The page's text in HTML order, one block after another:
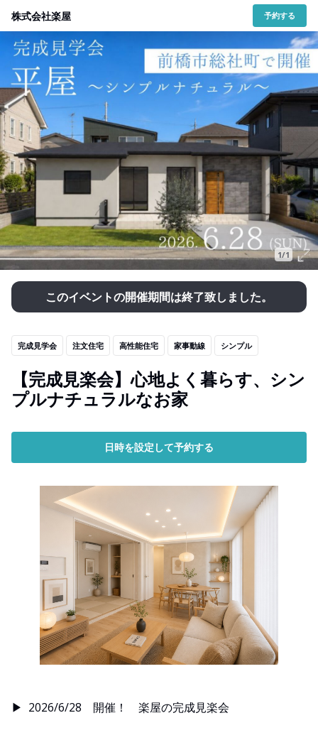
株式会社楽屋 予約する
1/1
このイベントの開催期間は終了致しました。
完成見学会 注文住宅 高性能住宅 家事動線 シンプル
【完成見楽会】心地よく暮らす、シン
プルナチュラルなお家
日時を設定して予約する
▶︎ 2026/6/28 開催！ 楽屋の完成見楽会